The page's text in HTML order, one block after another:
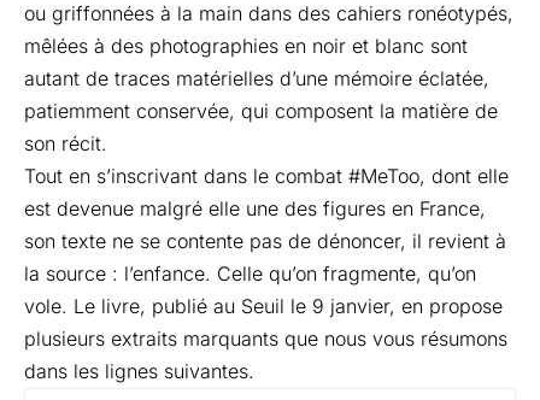
ou griffonnées à la main dans des cahiers ronéotypés,
mêlées à des photographies en noir et blanc sont
autant de traces matérielles d’une mémoire éclatée,
patiemment conservée, qui composent la matière de
son récit.
Tout en s’inscrivant dans le combat #MeToo, dont elle
est devenue malgré elle une des figures en France,
son texte ne se contente pas de dénoncer, il revient à
la source : l’enfance. Celle qu’on fragmente, qu’on
vole. Le livre, publié au Seuil le 9 janvier, en propose
plusieurs extraits marquants que nous vous résumons
dans les lignes suivantes.